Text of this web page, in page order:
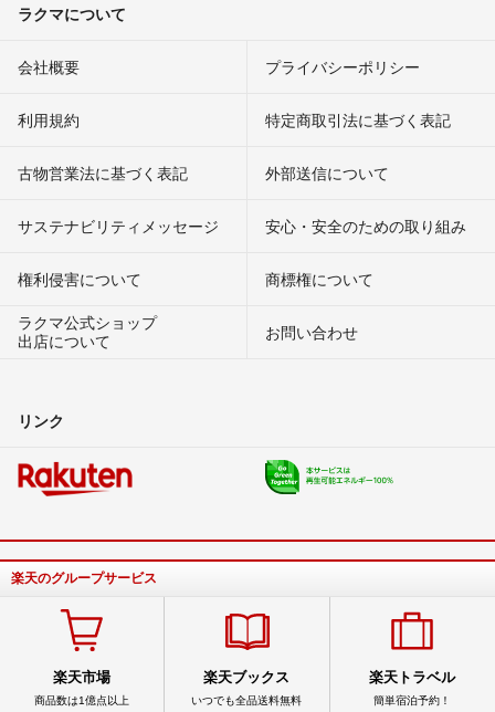
ラクマについて
会社概要 プライバシーポリシー
利用規約 特定商取引法に基づく表記
古物営業法に基づく表記 外部送信について
サステナビリティメッセージ 安心・安全のための取り組み
権利侵害について
商標権について
ラクマ公式ショップ
出店について
お問い合わせ
リンク
楽天のグループサービス
楽天市場
商品数は1億点以上
楽天ブックス
いつでも全品送料無料
楽天トラベル
簡単宿泊予約！